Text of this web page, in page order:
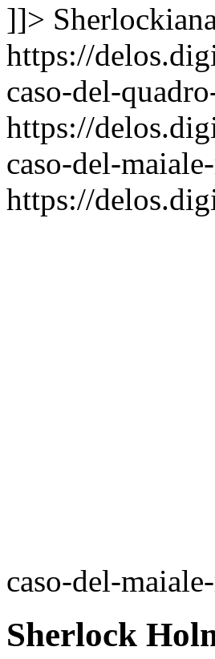
]]>
https://
caso-del-
https://
caso-del-
https://
caso-del-
Sherlock